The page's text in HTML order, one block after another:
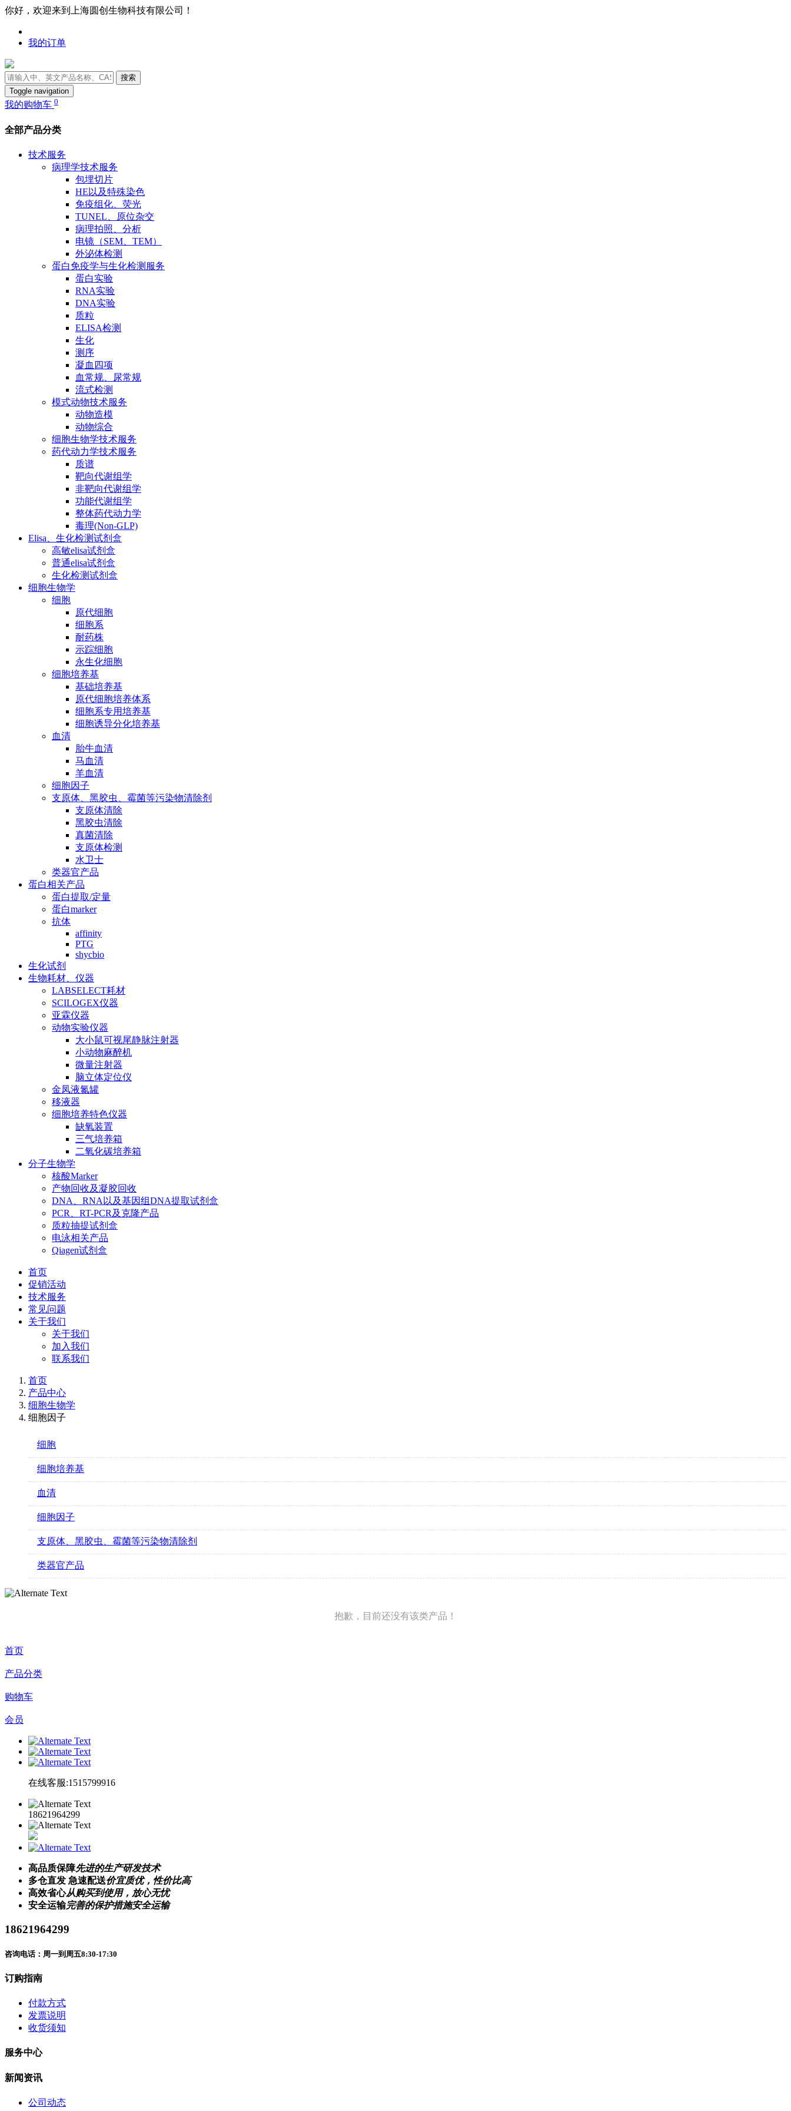
你好，欢迎来到上海圆创生物科技有限公司！
我的订单
搜索
Toggle navigation
我的购物车 0
全部产品分类
技术服务
病理学技术服务
包埋切片
HE以及特殊染色
免疫组化、荧光
TUNEL、原位杂交
病理拍照、分析
电镜（SEM、TEM）
外泌体检测
蛋白免疫学与生化检测服务
蛋白实验
RNA实验
DNA实验
质粒
ELISA检测
生化
测序
凝血四项
血常规、尿常规
流式检测
模式动物技术服务
动物造模
动物综合
细胞生物学技术服务
药代动力学技术服务
质谱
靶向代谢组学
非靶向代谢组学
功能代谢组学
整体药代动力学
毒理(Non-GLP)
Elisa、生化检测试剂盒
高敏elisa试剂盒
普通elisa试剂盒
生化检测试剂盒
细胞生物学
细胞
原代细胞
细胞系
耐药株
示踪细胞
永生化细胞
细胞培养基
基础培养基
原代细胞培养体系
细胞系专用培养基
细胞诱导分化培养基
血清
胎牛血清
马血清
羊血清
细胞因子
支原体、黑胶虫、霉菌等污染物清除剂
支原体清除
黑胶虫清除
真菌清除
支原体检测
水卫士
类器官产品
蛋白相关产品
蛋白提取/定量
蛋白marker
抗体
affinity
PTG
shycbio
生化试剂
生物耗材、仪器
LABSELECT耗材
SCILOGEX仪器
亚霖仪器
动物实验仪器
大小鼠可视尾静脉注射器
小动物麻醉机
微量注射器
脑立体定位仪
金凤液氮罐
移液器
细胞培养特色仪器
缺氧装置
三气培养箱
二氧化碳培养箱
分子生物学
核酸Marker
产物回收及凝胶回收
DNA、RNA以及基因组DNA提取试剂盒
PCR、RT-PCR及克隆产品
质粒抽提试剂盒
电泳相关产品
Qiagen试剂盒
首页
促销活动
技术服务
常见问题
关于我们
关于我们
加入我们
联系我们
首页
产品中心
细胞生物学
细胞因子
细胞
细胞培养基
血清
细胞因子
支原体、黑胶虫、霉菌等污染物清除剂
类器官产品
抱歉，目前还没有该类产品！
首页
产品分类
购物车
会员
在线客服:1515799916
18621964299
高品质保障先进的生产研发技术
多仓直发 急速配送价宜质优，性价比高
高效省心从购买到使用，放心无忧
安全运输完善的保护措施安全运输
18621964299
咨询电话：周一到周五8:30-17:30
订购指南
付款方式
发票说明
收货须知
服务中心
新闻资讯
公司动态